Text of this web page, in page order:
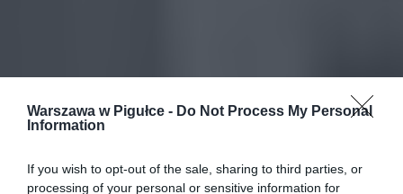
Warszawa w Pigułce - Do Not Process My Personal
Information
If you wish to opt-out of the sale, sharing to third parties, or
processing of your personal or sensitive information for